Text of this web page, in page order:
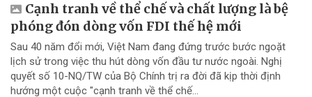
Cạnh tranh về thể chế và chất lượng là bệ
phóng đón dòng vốn FDI thế hệ mới
Sau 40 năm đổi mới, Việt Nam đang đứng trước bước ngoặt
lịch sử trong việc thu hút dòng vốn đầu tư nước ngoài. Nghị
quyết số 10-NQ/TW của Bộ Chính trị ra đời đã kịp thời định
hướng một cuộc "cạnh tranh về thể chế...